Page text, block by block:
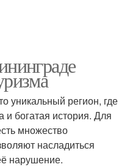
уникальный регион, где
и богатая история. Для
множество
насладиться
нарушение.